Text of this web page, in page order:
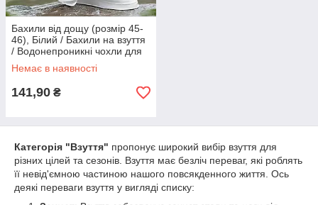
Бахили від дощу (розмір 45-
46), Білий / Бахили на взуття
/ Водонепроникні чохли для
взуття
Немає в наявності
141,90 ₴
Категорія "Взуття" пропонує широкий вибір взуття для
різних цілей та сезонів. Взуття має безліч переваг, які роблять
її невід'ємною частиною нашого повсякденного життя. Ось
деякі переваги взуття у вигляді списку: